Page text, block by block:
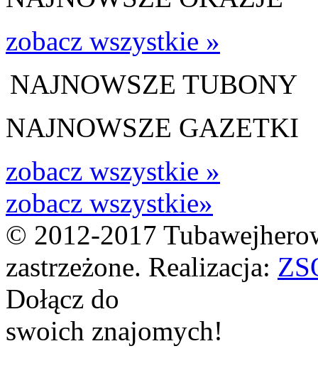
zobacz wszystkie »
NAJNOWSZE TUBONY
NAJNOWSZE GAZETKI
zobacz wszystkie »
zobacz wszystkie»
© 2012-2017
zastrzeżone. Realizacja:
Dołącz do
swoich znajomych!